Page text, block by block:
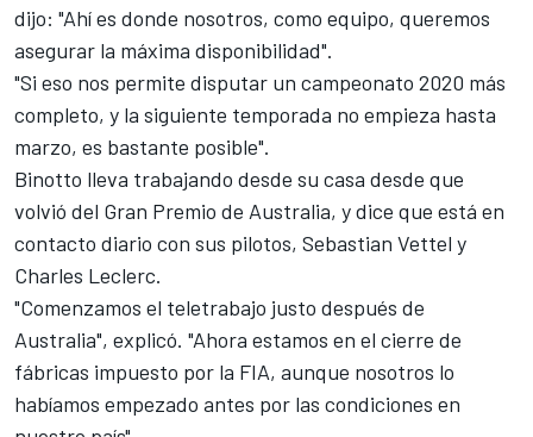
dijo: "Ahí es donde nosotros, como equipo, queremos
asegurar la máxima disponibilidad".
"Si eso nos permite disputar un campeonato 2020 más
completo, y la siguiente temporada no empieza hasta
marzo, es bastante posible".
Binotto lleva trabajando desde su casa desde que
volvió del Gran Premio de Australia, y dice que está en
contacto diario con sus pilotos, Sebastian Vettel y
Charles Leclerc.
"Comenzamos el teletrabajo justo después de
Australia", explicó. "Ahora estamos en el cierre de
fábricas impuesto por la FIA, aunque nosotros lo
habíamos empezado antes por las condiciones en